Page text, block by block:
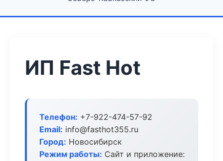
ИП Fast Hot
Телефон: +7-922-474-57-92
Email: info@fasthot355.ru
Город: Новосибирск
Режим работы: Сайт и приложение: